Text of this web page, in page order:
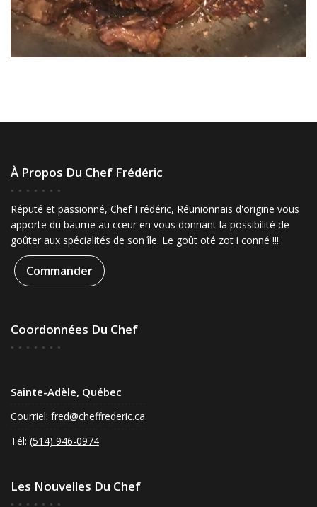
À Propos Du Chef Frédéric
Réputé et passionné, Chef Frédéric, Réunionnais d'origine vous
apporte du baume au cœur en vous donnant la possibilité de
goûter aux spécialités de son île. Le goût oté zot i conné !!!
Commander
Coordonnées Du Chef
Sainte-Adèle, Québec
Courriel: fred@cheffrederic.ca
Tél: (514) 946-0974
Les Nouvelles Du Chef